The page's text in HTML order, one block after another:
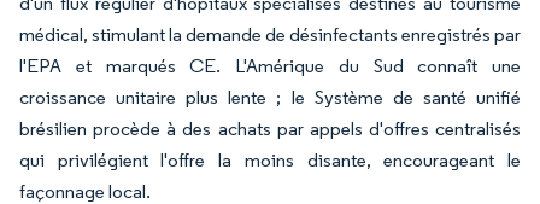
médical, stimulant la demande de désinfectants enregistrés par
l'EPA et marqués CE. L'Amérique du Sud connaît une
croissance unitaire plus lente ; le Système de santé unifié
brésilien procède à des achats par appels d'offres centralisés
qui privilégient l'offre la moins disante, encourageant le
façonnage local.